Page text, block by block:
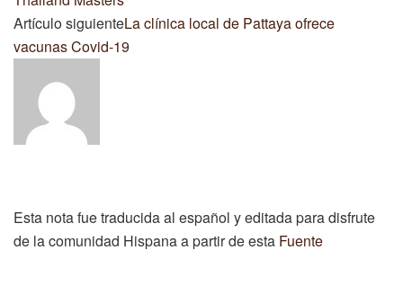
Artículo siguienteLa clínica local de Pattaya ofrece
vacunas Covid-19
Esta nota fue traducida al español y editada para disfrute
de la comunidad Hispana a partir de esta Fuente